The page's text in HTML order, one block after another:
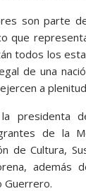
son parte
que
todos los
de una
a
presidenta
de la
de Cultura,
además
Guerrero.